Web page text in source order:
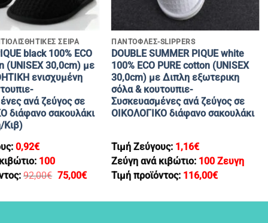
ΣΕΙΡΆ
black 100% ECO
(UNISEX 30,0cm) με
ενισχυμένη
ανά ζεύγος σε
διάφανο σακουλάκι
Κιβ)
0,92€
100
92,00€ Original
92,00€.
75,00€Η
τρέχουσα
είναι:
ΠΑΝΤΟΦΛΕΣ-SLIPPERS
DOUBLE SUMMER PIQUE white
100% ECO PURE cotton (UNISEX
30,0cm) με Διπλη εξωτερικη
σόλα & κουτουπιε-
Συσκευασμένες ανά ζεύγος σε
ΟΙΚΟΛΟΓΙΚΟ διάφανο σακουλάκι
Τιμή Ζεύγους: 1,16€
Ζεύγη ανά κιβώτιο: 100 Ζευγη
Τιμή προϊόντος: 116,00€